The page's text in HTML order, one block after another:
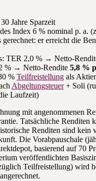
Jahre Sparzeit
Index 6 % nominal p. a.
gerechnet: er erreicht die
TER 2,0 % → Netto-
% → Netto-Rendite 5,8 %
% Teilfreistellung als
Abgeltungsteuer+ Soli
Laufzeit)
mit angenommenen
Tatsächliche Renditen
Renditen sind kein
Die Vorabpauschale
basierend auf 70
veröffentlichten
Teilfreistellung) wird